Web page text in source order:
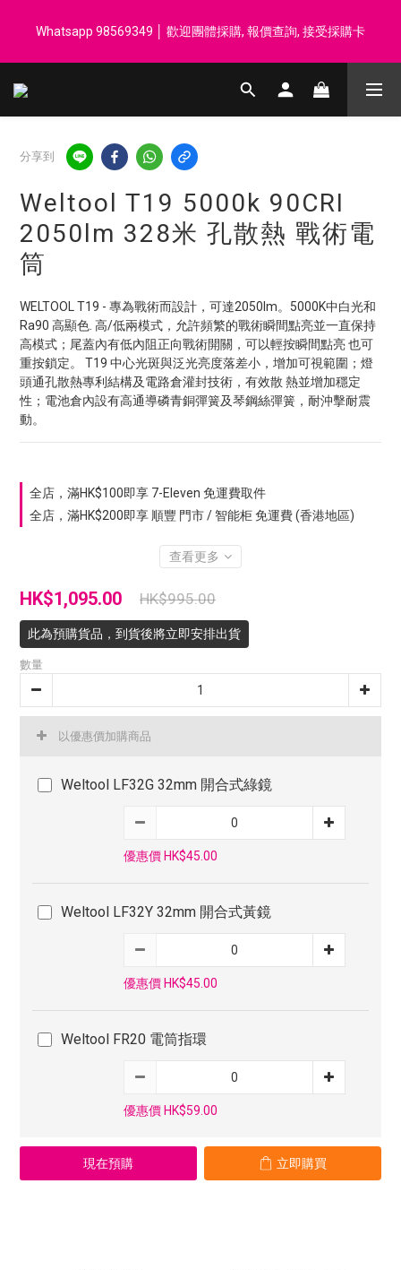
汗毛巾 韓國制 送完即止
Whatsapp 98569349 │ 歡迎團體採購, 報價查詢, 接受採購卡
登記會員享每$50回贈$1 │ 滿HK$899 送 N-rit Campack Towel 吸
分享到
Weltool T19 5000k 90CRI
2050lm 328米 孔散熱 戰術電
筒
WELTOOL T19 - 專為戰術而設計，可達2050lm。5000K中白光和
Ra90 高顯色. 高/低兩模式，允許頻繁的戰術瞬間點亮並一直保持
高模式；尾蓋內有低內阻正向戰術開關，可以輕按瞬間點亮 也可
重按鎖定。 T19 中心光斑與泛光亮度落差小，增加可視範圍；燈
頭通孔散熱專利結構及電路倉灌封技術，有效散 熱並增加穩定
性；電池倉內設有高通導磷青銅彈簧及琴鋼絲彈簧，耐沖擊耐震
動。
全店，滿HK$100即享 7-Eleven 免運費取件
全店，滿HK$200即享 順豐 門市 / 智能柜 免運費 (香港地區)
查看更多
HK$1,095.00 HK$995.00
此為預購貨品，到貨後將立即安排出貨
數量
以優惠價加購商品
Weltool LF32G 32mm 開合式綠鏡
優惠價 HK$45.00
Weltool LF32Y 32mm 開合式黃鏡
優惠價 HK$45.00
Weltool FR20 電筒指環
優惠價 HK$59.00
現在預購 立即購買